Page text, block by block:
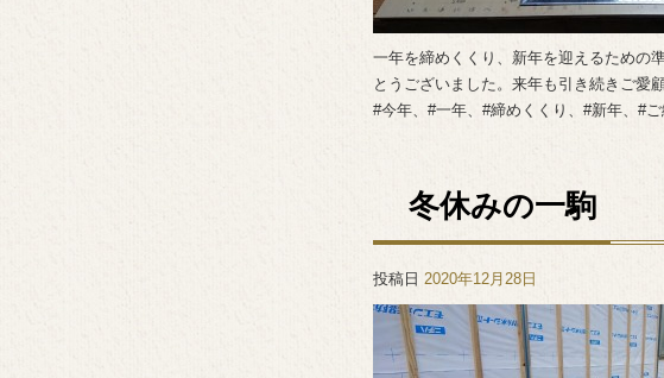
一年を締めくくり、新年を迎えるための
とうございました。来年も引き続きご愛
#今年、#一年、#締めくくり、#新年、#
冬休みの一駒
投稿日 2020年12月28日